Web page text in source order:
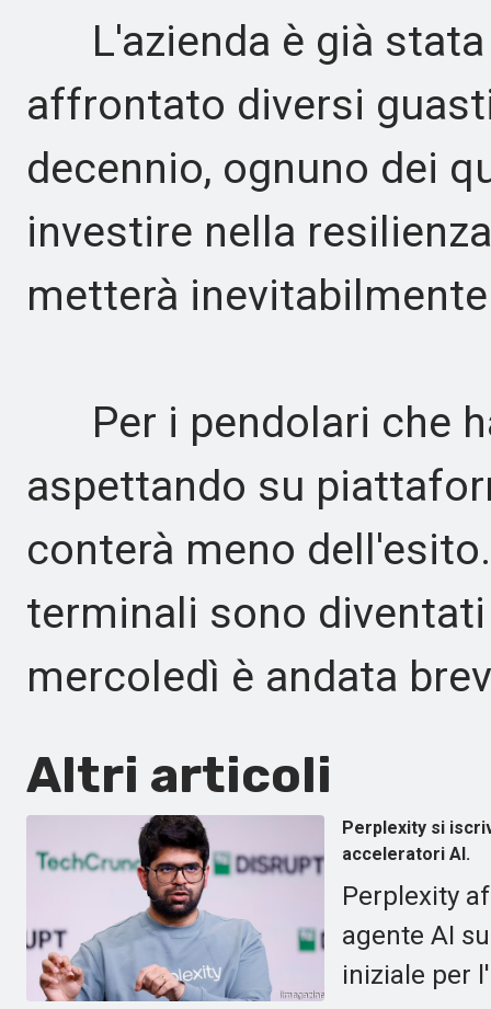
L'azienda è già stata
affrontato diversi
decennio, ognuno dei
investire nella
metterà
Per i pendolari che
aspettando su
conterà meno
terminali sono
mercoledì è andata
Altri articoli
Perplexity si
acceleratori AI.
Perplexity
agente AI
iniziale per